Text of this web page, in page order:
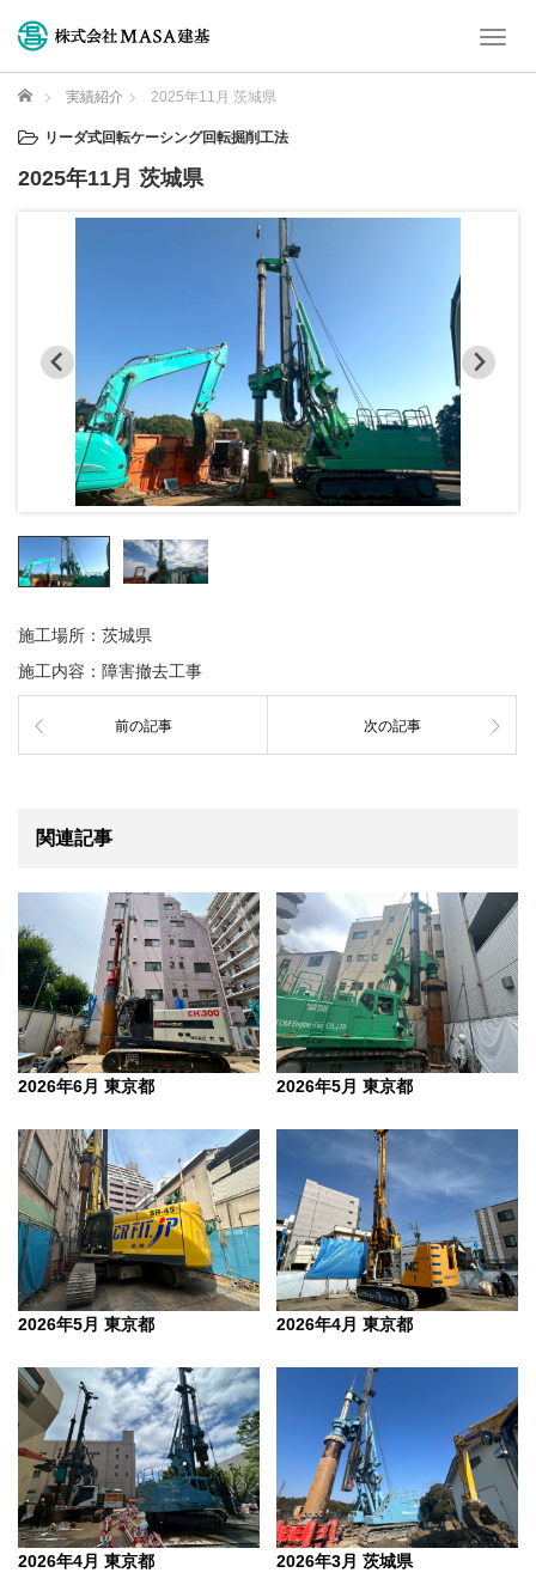
T
i
o
ホーム 実績紹介 2025年11月 茨城県
リーダ式回転ケーシング回転掘削工法
2025年11月 茨城県
施工場所：茨城県
施工内容：障害撤去工事
前の記事 次の記事
関連記事
2026年6月 東京都 2026年5月 東京都
2026年5月 東京都 2026年4月 東京都
2026年4月 東京都 2026年3月 茨城県